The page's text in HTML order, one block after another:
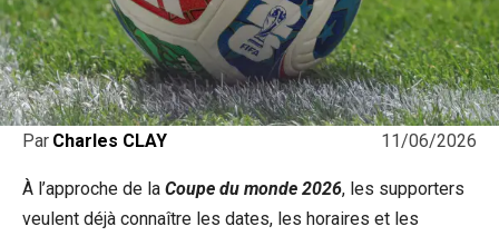
11/06/2026
Par Charles CLAY
À l’approche de la Coupe du monde 2026, les supporters
veulent déjà connaître les dates, les horaires et les